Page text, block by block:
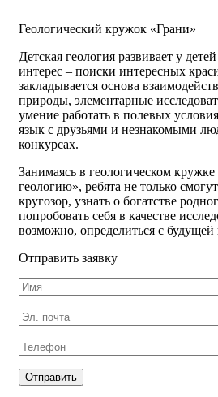
Геологический кружок «Грани»
Детская геология развивает у
интерес – поиски интересных
закладывается основа
природы, элементарные
умение работать в полевых
язык с друзьями и незнакомыми
конкурсах.
Занимаясь в геологическом
геологию», ребята не только
кругозор, узнать о богатстве
попробовать себя в качестве
возможно, определиться с будущей
Отправить заявку
Отправить